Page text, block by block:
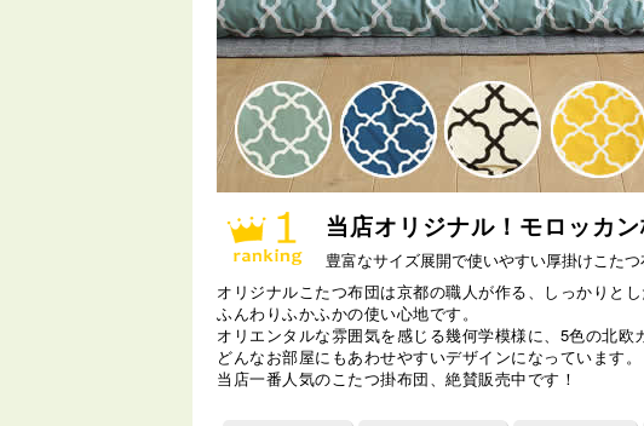
当店オリジナル！モロッカ
豊富なサイズ展開で使いやすい厚掛けこたつ
オリジナルこたつ布団は京都の職人が作る、しっかりと
ふんわりふかふかの使い心地です。
オリエンタルな雰囲気を感じる幾何学模様に、5色の北欧
どんなお部屋にもあわせやすいデザインになっています。
当店一番人気のこたつ掛布団、絶賛販売中です！